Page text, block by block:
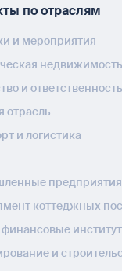
по отраслям
и мероприятия
недвижимость
и
отрасль
и логистика
предприятия
коттеджных
и